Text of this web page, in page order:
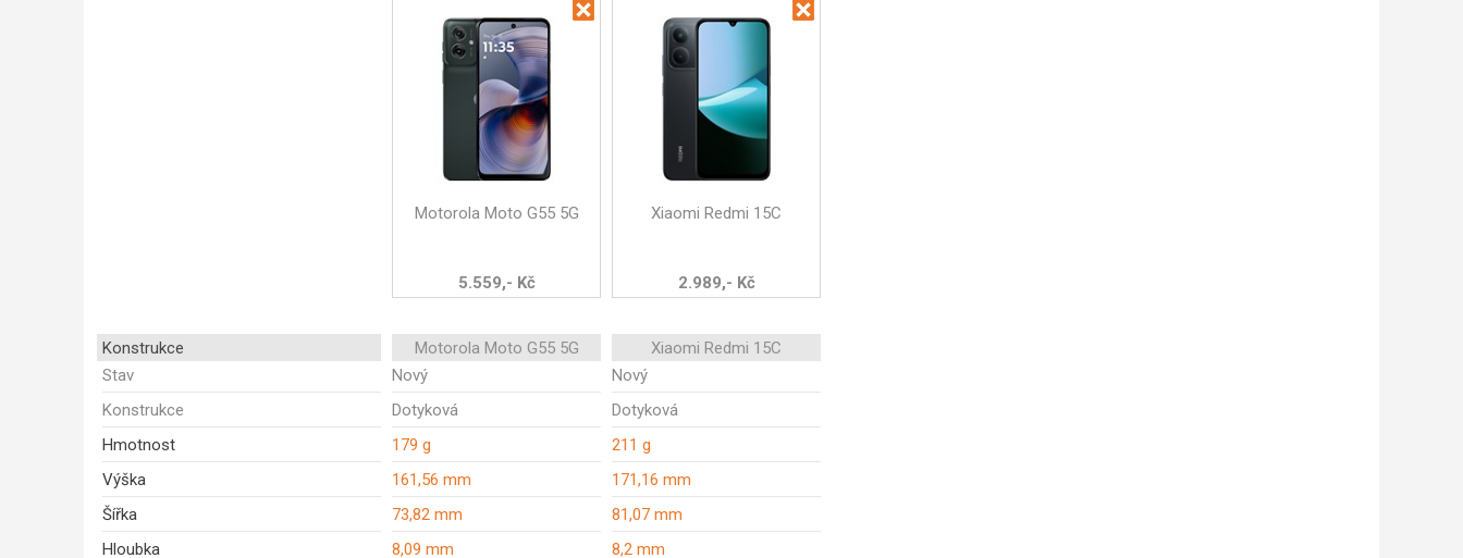
Motorola Moto G55 5G
5.559,- Kč
Xiaomi Redmi 15C
2.989,- Kč
Konstrukce Motorola Moto G55 5G
Xiaomi Redmi 15C
Stav
Nový
Nový
Konstrukce
Dotyková
Dotyková
Hmotnost
179 g
211 g
Výška
161,56 mm
171,16 mm
Šířka
73,82 mm
81,07 mm
Hloubka
8,09 mm
8,2 mm